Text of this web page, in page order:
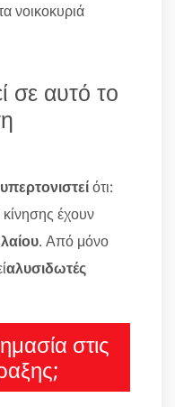
νοικοκυριά
σε αυτό το
υπερτονιστείότι:
κίνησης έχουν
. Από μόνο
αλυσιδωτές
στις